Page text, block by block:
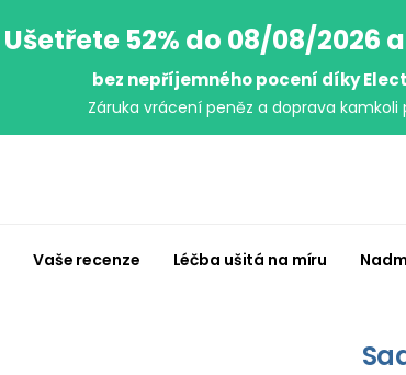
Ušetřete 52% do 08/08/2026
bez nepříjemného pocení díky
Záruka vrácení peněz a doprava
Vaše recenze Léčba ušitá na míru